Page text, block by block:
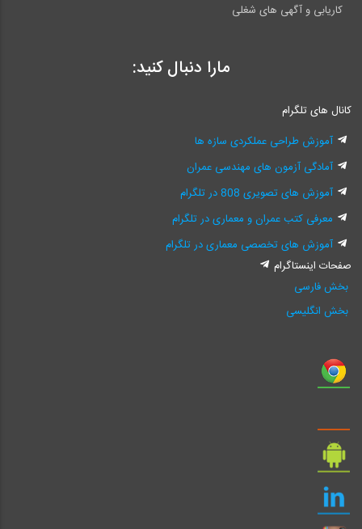
کاریابی و آگهی های شغلی
مارا دنبال کنید:
کانال های تلگرام
آموزش طراحی عملکردی سازه ها
آمادگی آزمون های مهندسی عمران
آموزش های تصویری 808 در تلگرام
معرفی کتب عمران و معماری در تلگرام
آموزش های تخصصی معماری در تلگرام
صفحات اینستاگرام
بخش فارسی
بخش انگلیسی